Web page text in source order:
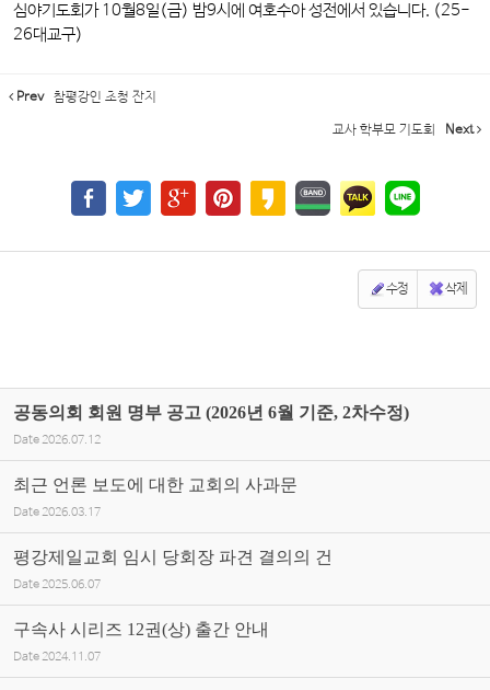
심야기도회가 10월8일(금) 밤9시에 여호수아 성전에서 있습니다. (25-
26대교구)
Prev 참평강인 초청 잔치
교사 학부모 기도회 Next
수정 삭제
공동의회 회원 명부 공고 (2026년 6월 기준, 2차수정)
Date 2026.07.12
최근 언론 보도에 대한 교회의 사과문
Date 2026.03.17
평강제일교회 임시 당회장 파견 결의의 건
Date 2025.06.07
구속사 시리즈 12권(상) 출간 안내
Date 2024.11.07